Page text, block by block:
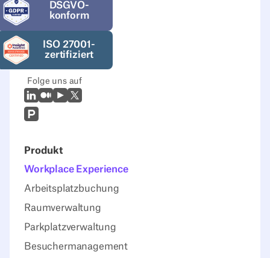
DSGVO-
konform
ISO 27001-
zertifiziert
Folge uns auf
LinkedIn
MittelYoutubeX (Twitter)
Prodcut Hunt
Produkt
Workplace Experience
Arbeitsplatzbuchung
Raumverwaltung
Parkplatzverwaltung
Besuchermanagement